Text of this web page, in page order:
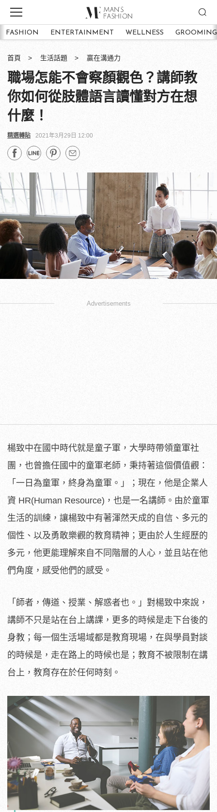
FASHION ENTERTAINMENT WELLNESS GROOMING
首頁 生活話題 贏在溝通力
職場怎能不會察顏觀色？講師教
你如何從肢體語言讀懂對方在想
什麼！
精選轉貼 2021年3月29日 12:00
Advertisements
楊致中在國中時代就是童子軍，大學時帶領童軍社
團，也曾擔任國中的童軍老師，秉持著這個價值觀：
「一日為童軍，終身為童軍。」；現在，他是企業人
資 HR(Human Resource)，也是一名講師。由於童軍
生活的訓練，讓楊致中有著渾然天成的自信、多元的
個性、以及勇敢樂觀的教育精神；更由於人生經歷的
多元，他更能理解來自不同階層的人心，並且站在他
們角度，感受他們的感受。
「師者，傳道、授業、解惑者也。」對楊致中來說，
講師不只是站在台上講課，更多的時候是走下台後的
身教；每一個生活場域都是教育現場，在與學員對談
的時候是，走在路上的時候也是；教育不被限制在講
台上，教育存在於任何時刻。